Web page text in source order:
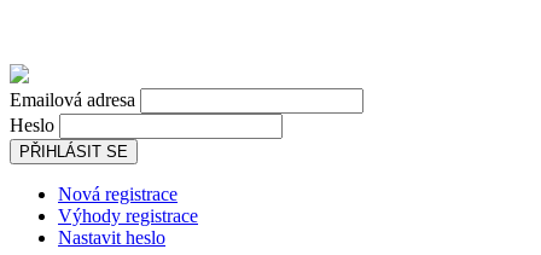
Emailová adresa
Heslo
PŘIHLÁSIT SE
Nová registrace
Výhody registrace
Nastavit heslo